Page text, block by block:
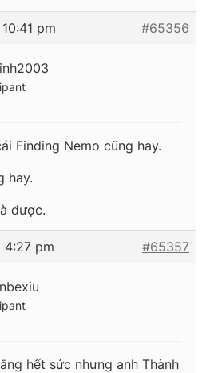
pm #65356
Finding Nemo cũng hay.
hay.
được.
pm #65357
hết sức nhưng anh Thành